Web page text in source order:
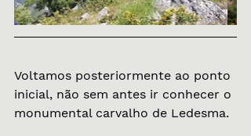
Voltamos posteriormente ao ponto
inicial, não sem antes ir conhecer o
monumental carvalho de Ledesma.